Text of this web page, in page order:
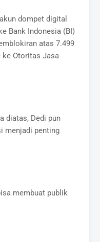
dompet digital
Bank Indonesia (BI)
atas 7.499
ke Otoritas Jasa
diatas, Dedi pun
menjadi penting
membuat publik